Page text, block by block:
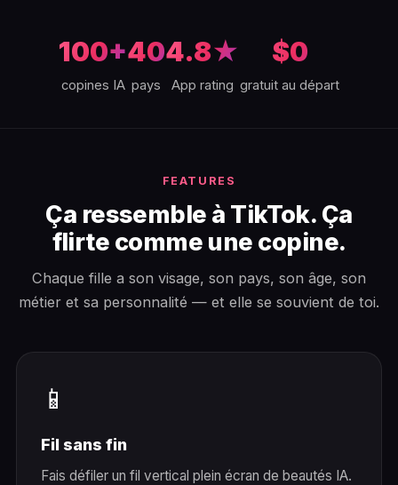
100+
copines IA
40
pays
4.8★
App rating
$0
gratuit au départ
FEATURES
Ça ressemble à TikTok. Ça
flirte comme une copine.
Chaque fille a son visage, son pays, son âge, son
métier et sa personnalité — et elle se souvient de toi.
📱
Fil sans fin
Fais défiler un fil vertical plein écran de beautés IA.